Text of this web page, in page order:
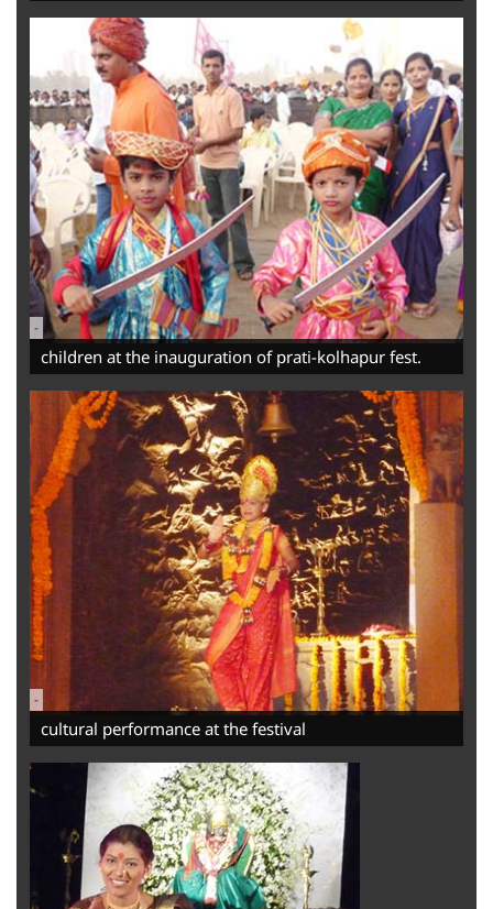
-
children at the inauguration of prati-kolhapur fest.
-
cultural performance at the festival